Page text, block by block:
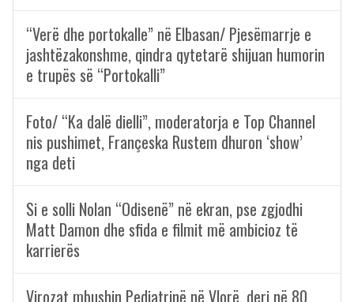
“Verë dhe portokalle” në Elbasan/ Pjesëmarrje e
jashtëzakonshme, qindra qytetarë shijuan humorin
e trupës së “Portokalli”
Foto/ “Ka dalë dielli”, moderatorja e Top Channel
nis pushimet, Françeska Rustem dhuron ‘show’
nga deti
Si e solli Nolan “Odisenë” në ekran, pse zgjodhi
Matt Damon dhe sfida e filmit më ambicioz të
karrierës
Virozat mbushin Pediatrinë në Vlorë, deri në 80